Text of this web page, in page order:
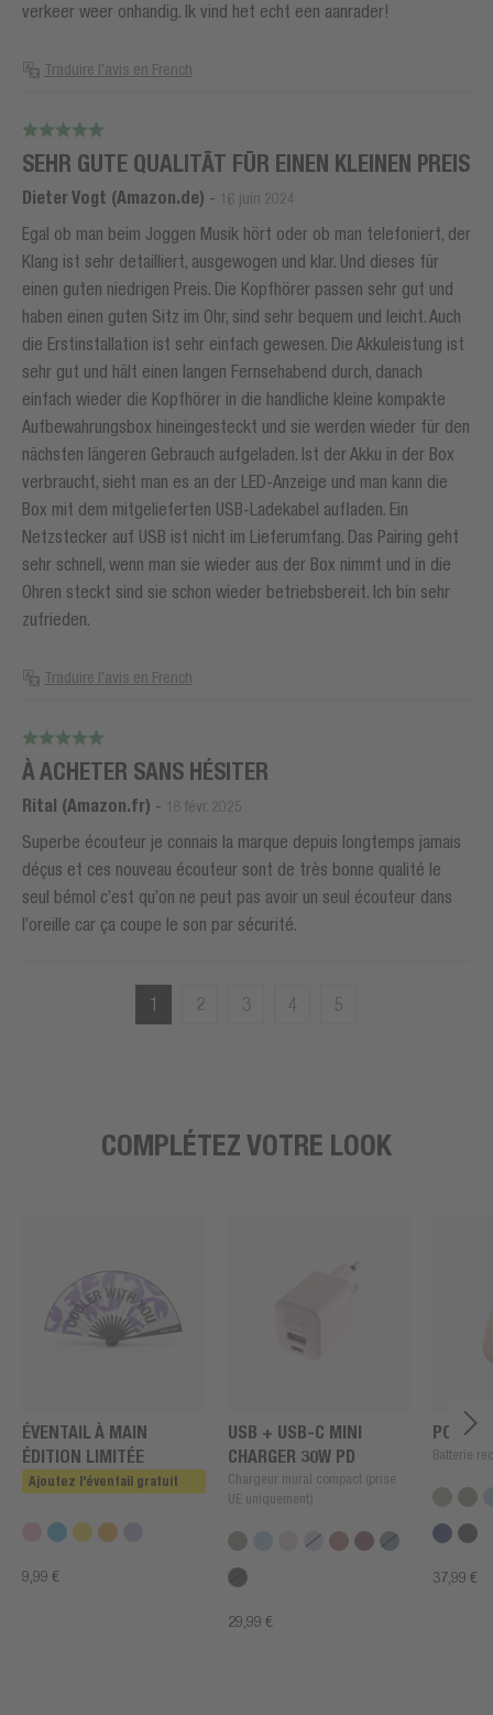
verkeer weer onhandig. Ik vind het echt een aanrader!
Traduire l'avis en French
SEHR GUTE QUALITÄT FÜR EINEN KLEINEN PREIS
Dieter Vogt (Amazon.de) - 16 juin 2024
Egal ob man beim Joggen Musik hört oder ob man telefoniert, der
Klang ist sehr detailliert, ausgewogen und klar. Und dieses für
einen guten niedrigen Preis. Die Kopfhörer passen sehr gut und
haben einen guten Sitz im Ohr, sind sehr bequem und leicht. Auch
die Erstinstallation ist sehr einfach gewesen. Die Akkuleistung ist
sehr gut und hält einen langen Fernsehabend durch, danach
einfach wieder die Kopfhörer in die handliche kleine kompakte
Aufbewahrungsbox hineingesteckt und sie werden wieder für den
nächsten längeren Gebrauch aufgeladen. Ist der Akku in der Box
verbraucht, sieht man es an der LED-Anzeige und man kann die
Box mit dem mitgelieferten USB-Ladekabel aufladen. Ein
Netzstecker auf USB ist nicht im Lieferumfang. Das Pairing geht
sehr schnell, wenn man sie wieder aus der Box nimmt und in die
Ohren steckt sind sie schon wieder betriebsbereit. Ich bin sehr
zufrieden.
Traduire l'avis en French
À ACHETER SANS HÉSITER
Rital (Amazon.fr) - 18 févr. 2025
Superbe écouteur je connais la marque depuis longtemps jamais
déçus et ces nouveau écouteur sont de très bonne qualité le
seul bémol c’est qu’on ne peut pas avoir un seul écouteur dans
l’oreille car ça coupe le son par sécurité.
1 2 3 4 5
COMPLÉTEZ VOTRE LOOK
ÉVENTAIL À MAIN
ÉDITION LIMITÉE
Ajoutez l'éventail gratuit
9,99 €
USB + USB-C MINI
CHARGER 30W PD
Chargeur mural compact (prise
UE uniquement)
29,99 €
Batterie
37,99 €